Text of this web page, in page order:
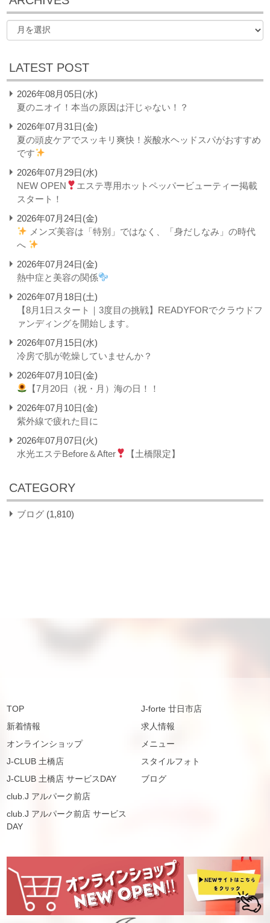
LATEST POST
2026年08月05日(水)
夏のニオイ！本当の原因は汗じゃない！？
2026年07月31日(金)
夏の頭皮ケアでスッキリ爽快！炭酸水ヘッドスパがおすすめ
です
2026年07月29日(水)
NEW OPEN
エステ専用ホットペッパービューティー掲載
スタート！
2026年07月24日(金)
メンズ美容は「特別」ではなく、「身だしなみ」の時代
へ
2026年07月24日(金)
熱中症と美容の関係
2026年07月18日(土)
【8月1日スタート｜3度目の挑戦】READYFORでクラウドフ
ァンディングを開始します。
2026年07月15日(水)
冷房で肌が乾燥していませんか？
2026年07月10日(金)
【7月20日（祝・月）海の日！！
2026年07月10日(金)
紫外線で疲れた目に
2026年07月07日(火)
水光エステBefore＆After
【土橋限定】
CATEGORY
ブログ (1,810)
TOP
新着情報
オンラインショップ
J-CLUB 土橋店
J-CLUB 土橋店 サービスDAY
club.J アルパーク前店
club.J アルパーク前店 サービス
DAY
J-forte 廿日市店
求人情報
メニュー
スタイルフォト
ブログ